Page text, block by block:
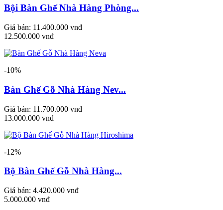
Bội Bàn Ghế Nhà Hàng Phòng...
Giá bán: 11.400.000 vnđ
12.500.000 vnđ
-10%
Bàn Ghế Gỗ Nhà Hàng Nev...
Giá bán: 11.700.000 vnđ
13.000.000 vnđ
-12%
Bộ Bàn Ghế Gỗ Nhà Hàng...
Giá bán: 4.420.000 vnđ
5.000.000 vnđ